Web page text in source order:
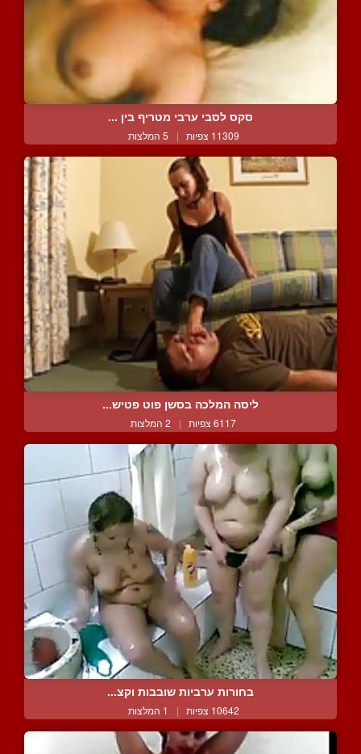
סקס לסבי ערבי מטריף בין ...
11309 צפיות | 5 המלצות
ליסה המלכה בסשן פוט פטיש...
6117 צפיות | 2 המלצות
בחורות ערביות שובבות וקצ...
10642 צפיות | 1 המלצות